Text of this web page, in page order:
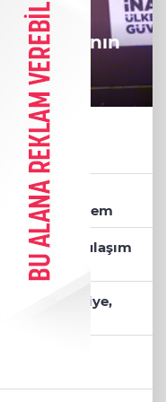
Bursa'nın
Arabistan
yeni dönem
modern ulaşım
Türkiye,